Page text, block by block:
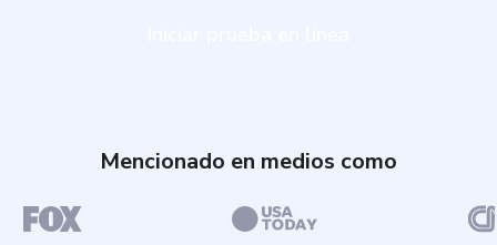
Mencionado en medios como